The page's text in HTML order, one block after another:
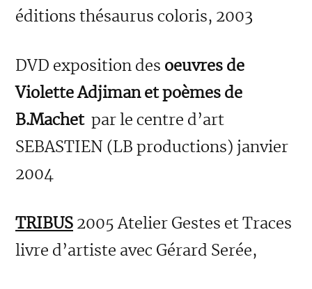
éditions thésaurus coloris, 2003
DVD exposition des oeuvres de
Violette Adjiman et poèmes de
B.Machetpar le centre d’art
SEBASTIEN (LB productions) janvier
2004
TRIBUS 2005 Atelier Gestes et Traces
livre d’artiste avec Gérard Serée,